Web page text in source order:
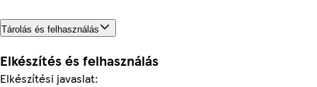
Tárolás és felhasználás
Elkészítés és felhasználás
Elkészítési javaslat: